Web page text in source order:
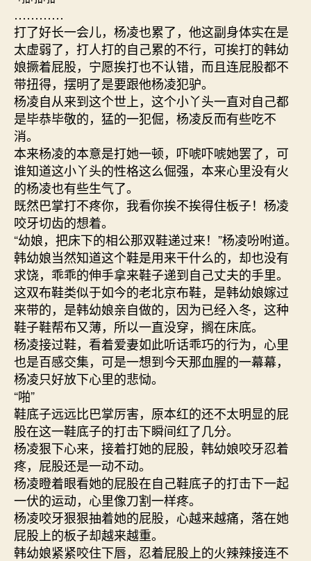
…………
打了好长一会儿，杨凌也累了，他这副身体实在是
太虚弱了，打人打的自己累的不行，可挨打的韩幼
娘撅着屁股，宁愿挨打也不认错，而且连屁股都不
带扭得，摆明了是要跟他杨凌犯驴。
杨凌自从来到这个世上，这个小丫头一直对自己都
是毕恭毕敬的，猛的一犯倔，杨凌反而有些吃不
消。
本来杨凌的本意是打她一顿，吓唬吓唬她罢了，可
谁知道这小丫头的性格这么倔强，本来心里没有火
的杨凌也有些生气了。
既然巴掌打不疼你，我看你挨不挨得住板子！杨凌
咬牙切齿的想着。
“幼娘，把床下的相公那双鞋递过来！”杨凌吩咐道。
韩幼娘当然知道这个鞋是用来干什么的，却也没有
求饶，乖乖的伸手拿来鞋子递到自己丈夫的手里。
这双布鞋类似于如今的老北京布鞋，是韩幼娘嫁过
来带的，是韩幼娘亲自做的，因为已经入冬，这种
鞋子鞋帮布又薄，所以一直没穿，搁在床底。
杨凌接过鞋，看着爱妻如此听话乖巧的行为，心里
也是百感交集，可是一想到今天那血腥的一幕幕，
杨凌只好放下心里的悲恸。
“啪”
鞋底子远远比巴掌厉害，原本红的还不太明显的屁
股在这一鞋底子的打击下瞬间红了几分。
杨凌狠下心来，接着打她的屁股，韩幼娘咬牙忍着
疼，屁股还是一动不动。
杨凌瞪着眼看她的屁股在自己鞋底子的打击下一起
一伏的运动，心里像刀割一样疼。
杨凌咬牙狠狠抽着她的屁股，心越来越痛，落在她
屁股上的板子却越来越重。
韩幼娘紧紧咬住下唇，忍着屁股上的火辣辣接连不